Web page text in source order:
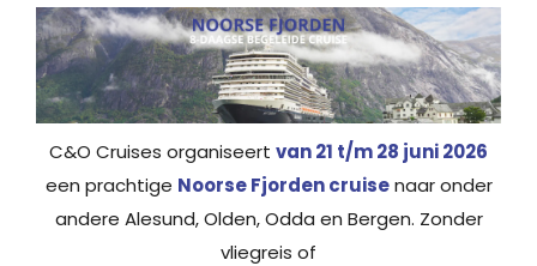
C&O Cruises organiseert van 21 t/m 28 juni 2026
een prachtige Noorse Fjorden cruisenaar onder
andere Alesund, Olden, Odda en Bergen. Zonder
vliegreis of